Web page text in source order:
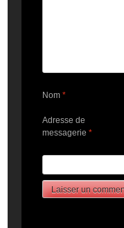
Nom *
Adresse de
messagerie *